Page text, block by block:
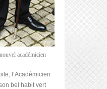
académicien
l’Académicien
bel habit vert